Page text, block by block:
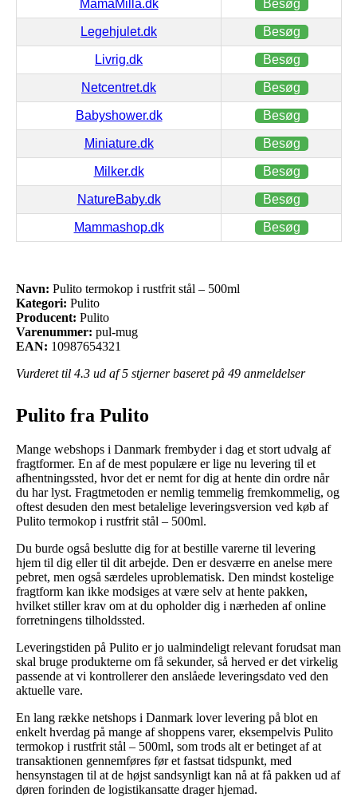
MamaMilla.dk Besøg
Legehjulet.dk Besøg
Livrig.dk Besøg
Netcentret.dk Besøg
Babyshower.dk Besøg
Miniature.dk Besøg
Milker.dk Besøg
NatureBaby.dk Besøg
Mammashop.dk Besøg
Navn: Pulito termokop i rustfrit stål – 500ml
Kategori: Pulito
Producent: Pulito
Varenummer: pul-mug
EAN: 10987654321
Vurderet til 4.3 ud af 5 stjerner baseret på 49 anmeldelser
Pulito fra Pulito
Mange webshops i Danmark frembyder i dag et stort udvalg af
fragtformer. En af de mest populære er lige nu levering til et
afhentningssted, hvor det er nemt for dig at hente din ordre når
du har lyst. Fragtmetoden er nemlig temmelig fremkommelig, og
oftest desuden den mest betalelige leveringsversion ved køb af
Pulito termokop i rustfrit stål – 500ml.
Du burde også beslutte dig for at bestille varerne til levering
hjem til dig eller til dit arbejde. Den er desværre en anelse mere
pebret, men også særdeles uproblematisk. Den mindst kostelige
fragtform kan ikke modsiges at være selv at hente pakken,
hvilket stiller krav om at du opholder dig i nærheden af online
forretningens tilholdssted.
Leveringstiden på Pulito er jo ualmindeligt relevant forudsat man
skal bruge produkterne om få sekunder, så herved er det virkelig
passende at vi kontrollerer den anslåede leveringsdato ved den
aktuelle vare.
En lang række netshops i Danmark lover levering på blot en
enkelt hverdag på mange af shoppens varer, eksempelvis Pulito
termokop i rustfrit stål – 500ml, som trods alt er betinget af at
transaktionen gennemføres før et fastsat tidspunkt, med
hensynstagen til at de højst sandsynligt kan nå at få pakken ud af
døren forinden de logistikansatte drager hjemad.